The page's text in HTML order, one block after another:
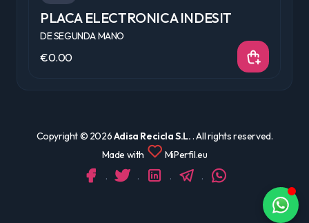
PLACA ELECTRONICA INDESIT
DE SEGUNDA MANO
€0.00
Copyright © 2026Adisa Recicla S.L.. All rights reserved.
Made with
MiPerfil.eu